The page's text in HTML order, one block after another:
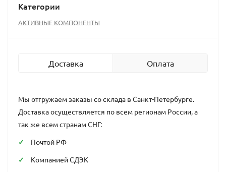
Категории
АКТИВНЫЕ КОМПОНЕНТЫ
Доставка Оплата
Мы отгружаем заказы со склада в Санкт-Петербурге.
Доставка осуществляется по всем регионам России, а
так же всем странам СНГ:
Почтой РФ
Компанией СДЭК